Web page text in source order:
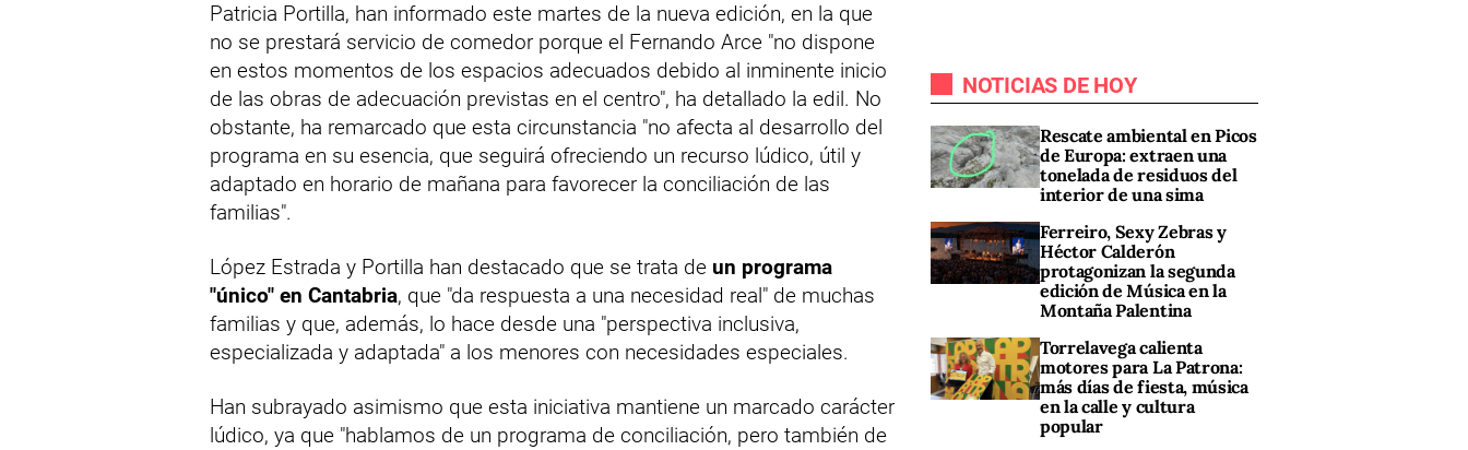
Patricia Portilla, han informado este martes de la nueva edición, en la que
no se prestará servicio de comedor porque el Fernando Arce "no dispone
en estos momentos de los espacios adecuados debido al inminente inicio
de las obras de adecuación previstas en el centro", ha detallado la edil. No
obstante, ha remarcado que esta circunstancia "no afecta al desarrollo del
programa en su esencia, que seguirá ofreciendo un recurso lúdico, útil y
adaptado en horario de mañana para favorecer la conciliación de las
familias".
López Estrada y Portilla han destacado que se trata de un programa
"único" en Cantabria, que "da respuesta a una necesidad real" de muchas
familias y que, además, lo hace desde una "perspectiva inclusiva,
especializada y adaptada" a los menores con necesidades especiales.
Han subrayado asimismo que esta iniciativa mantiene un marcado carácter
lúdico, ya que "hablamos de un programa de conciliación, pero también de
NOTICIAS DE HOY
Rescate ambiental en Picos
de Europa: extraen una
tonelada de residuos del
interior de una sima
Ferreiro, Sexy Zebras y
Héctor Calderón
protagonizan la segunda
edición de Música en la
Montaña Palentina
Torrelavega calienta
motores para La Patrona:
más días de fiesta, música
en la calle y cultura
popular